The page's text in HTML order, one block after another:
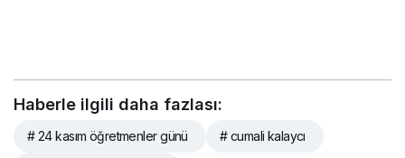
Haberle ilgili daha fazlası:
# 24 kasım öğretmenler günü # cumali kalaycı